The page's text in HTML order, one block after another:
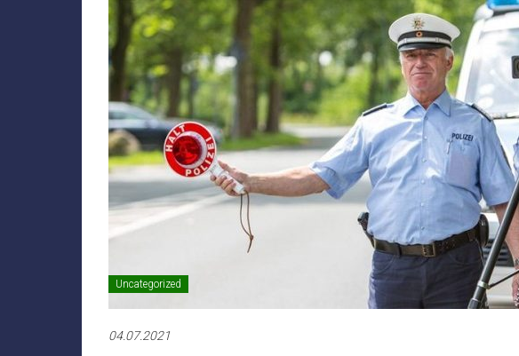
Uncategorized
04.07.2021